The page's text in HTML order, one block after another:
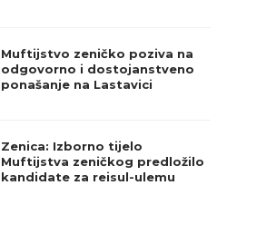
Muftijstvo zeničko poziva na
odgovorno i dostojanstveno
ponašanje na Lastavici
Zenica: Izborno tijelo
Muftijstva zeničkog predložilo
kandidate za reisul-ulemu